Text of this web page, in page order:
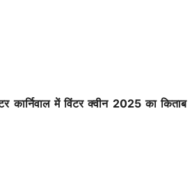
कार्निवाल में विंटर क्वीन 2025 का किताब